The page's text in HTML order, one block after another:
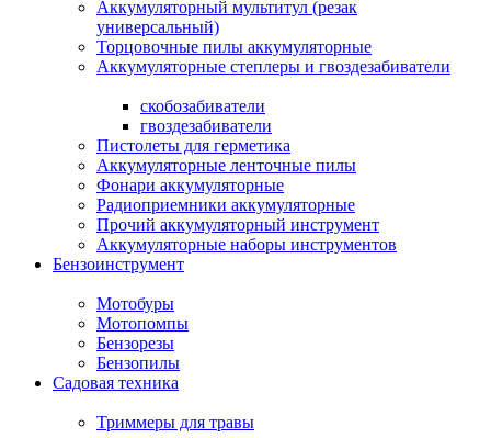
Аккумуляторный мультитул (резак
универсальный)
Торцовочные пилы аккумуляторные
Аккумуляторные степлеры и гвоздезабиватели
скобозабиватели
гвоздезабиватели
Пистолеты для герметика
Аккумуляторные ленточные пилы
Фонари аккумуляторные
Радиоприемники аккумуляторные
Прочий аккумуляторный инструмент
Аккумуляторные наборы инструментов
Бензоинструмент
Мотобуры
Мотопомпы
Бензорезы
Бензопилы
Садовая техника
Триммеры для травы